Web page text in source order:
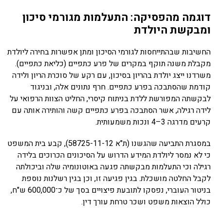
דוגמה מהפסיקה: התעלמות מגורמי סיכון
ומבקשת היולדת
החשיבות שבהתייחסות לגורמי הסיכון ומתן אפשרות בחירה ליולדת
מקבלת משנה תוקף במקרים של פרע כתפיים (כליאת כתפיים).
משרדנו ייצג יולדת בהריון בסיכון, עם רקע של סוכרת הריון ולידה
קודמת שהסתבכה בפרע כתפיים. חרף נתונים אלה, ובניגוד
לבקשתה המפורשת ללדת בניתוח קיסרי, החליט הצוות הרפואי על
לידה רגילה, אשר הסתבכה בפרע כתפיים קשה והותירה אותה עם
קרעים מדרגה 3–4 ונכות משמעותית.
במסגרת התביעה שהגשנו (ת"א 58725-11-12), קבע בית המשפט
כי לא נמסר ליולדת המידע הדרוש על הסיכונים הכרוכים בלידה
רגילה וכי התעלמות מבקשתה פגעה באוטונומיה שלה וביכולתה
לקבל החלטה מושכלת. בגין פגיעה זו, וכן בגין רשלנות נוספת
בניטור העוברי, נפסקו לתובעת פיצויים בסך של כ־600,000 ש"ח,
כולל הוצאות משפט ושכר טרחת עורך דין.